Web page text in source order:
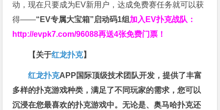
动，现在只要成为EV新用户，达成免费赛任务就可以获
得——“EV专属大宝箱”启动码1组 加入EV扑克战队：
http://evpk7.com/96088再送4张免费门票！
【关于红龙扑克】
红龙扑克APP国际顶级技术团队开发，提供了丰富
多样的扑克游戏种类，满足了不同玩家的需求，您可以
沉浸在您最喜欢的扑克游戏中。无论是、奥马哈扑克还